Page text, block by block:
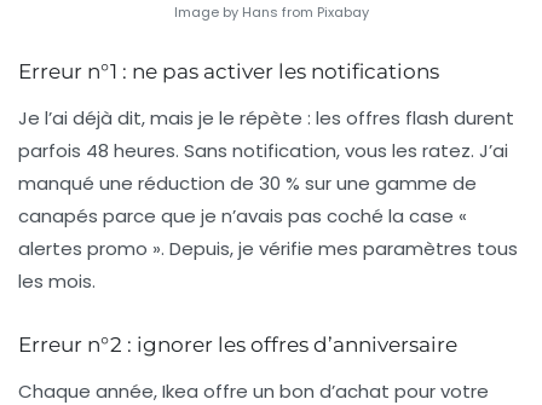
Image by Hans from Pixabay
Erreur n°1 : ne pas activer les notifications
Je l’ai déjà dit, mais je le répète : les offres flash durent
parfois 48 heures. Sans notification, vous les ratez. J’ai
manqué une réduction de 30 % sur une gamme de
canapés parce que je n’avais pas coché la case «
alertes promo ». Depuis, je vérifie mes paramètres tous
les mois.
Erreur n°2 : ignorer les offres d’anniversaire
Chaque année, Ikea offre un bon d’achat pour votre